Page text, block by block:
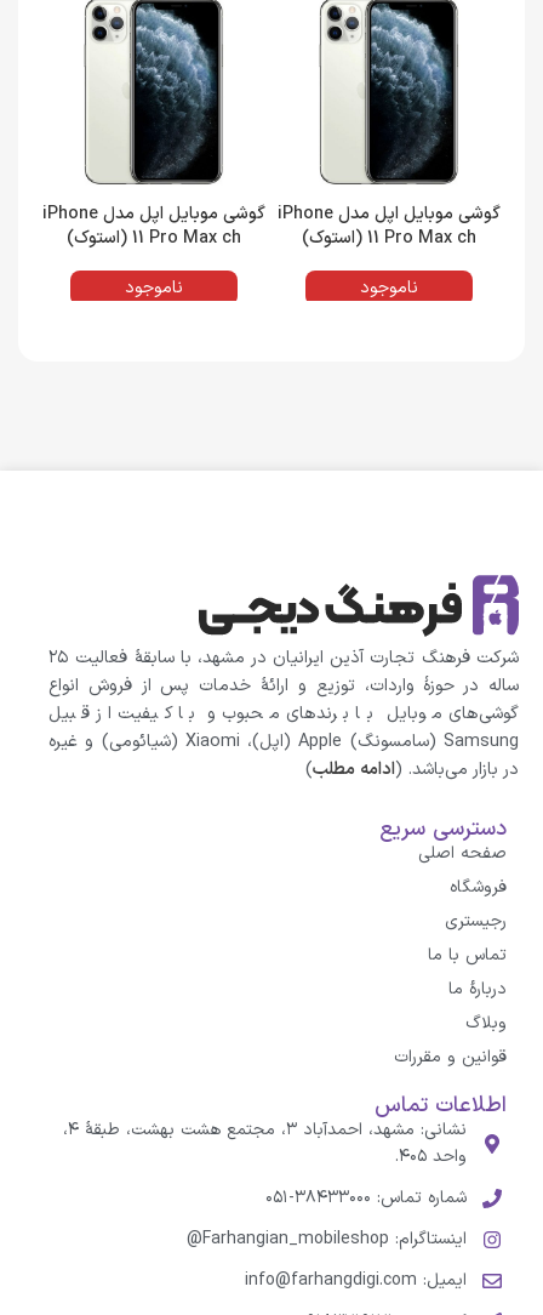
گوشی موبایل اپل مدل iPhone
11 Pro Max ch (استوک)
گیگابایت و رم 4 گیگابایت | پکناموجود
گوشی موبایل اپل مدل iPhone
11 Pro Max ch (استوک)
گیگابایت و رم 4 گیگابایت | پکناموجود
شرکت فرهنگ تجارت آذین ایرانیان در مشهد، با سابقهٔ فعالیت ۲۵
ساله در حوزهٔ واردات، توزیع و ارائهٔ خدمات پس از فروش انواع
گوشی‌های موبایل با برندهای محبوب و با کیفیت از قبیل
Samsung (سامسونگ) Apple (اپل)، Xiaomi (شیائومی)‌ و غیره
در بازار می‌باشد. (ادامه مطلب)
دسترسی سریع
صفحه اصلی
فروشگاه
رجیستری
تماس با ما
درباره‌ٔ ما
وبلاگ
قوانین و مقررات
اطلاعات تماس
نشانی: مشهد، احمدآباد ۳، مجتمع هشت بهشت، طبقهٔ ۴،
واحد ۴۰۵.
شماره تماس: ۳۸۴۳۳۰۰۰-۰۵۱
اینستاگرام: Farhangian_mobileshop@
ایمیل: info@farhangdigi.com